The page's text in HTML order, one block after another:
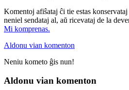
Komentoj afiŝataj ĉi tie estas
neniel sendataj al, aŭ ricevataj de la
Mi komprenas.
Aldonu vian komenton
Neniu kometo ĝis nun!
Aldonu vian komenton